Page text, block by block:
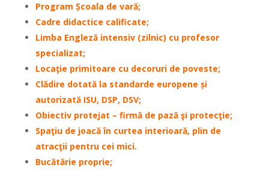
Program Școala de vară;
Cadre didactice calificate;
Limba Engleză intensiv (zilnic) cu profesor
specializat;
Locaţie primitoare cu decoruri de poveste;
Clădire dotată la standarde europene și
autorizată ISU, DSP, DSV;
Obiectiv protejat – firmă de pază şi protecţie;
Spaţiu de joacă în curtea interioară, plin de
atracţii pentru cei mici.
Bucătărie proprie;